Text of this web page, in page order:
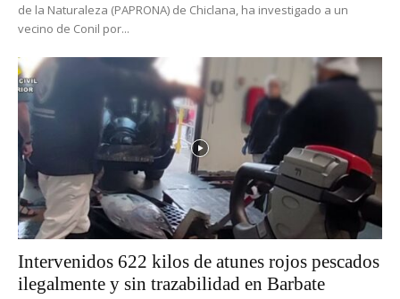
de la Naturaleza (PAPRONA) de Chiclana, ha investigado a un
vecino de Conil por...
Intervenidos 622 kilos de atunes rojos pescados
ilegalmente y sin trazabilidad en Barbate